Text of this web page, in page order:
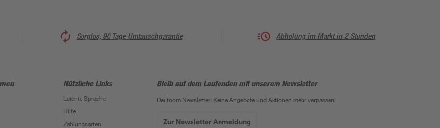
Sorglos, 90 Tage Umtauschgarantie Abholung im Markt in 2 Stunden
Nützliche Links
Leichte Sprache
Hilfe
Zahlungsarten
Bleib auf dem Laufenden mit unserem Newsletter
Der toom Newsletter: Keine Angebote und Aktionen mehr verpassen!
Zur Newsletter Anmeldung